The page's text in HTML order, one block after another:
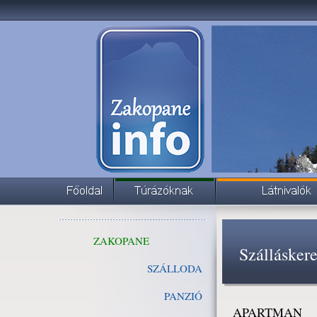
ZAKOPANE
SZÁLLODA
PANZIÓ
APARTMAN